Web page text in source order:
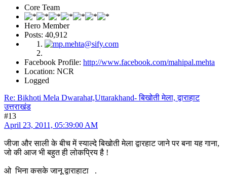
Core Team
Hero Member
Posts: 40,912
Facebook Profile: http://www.facebook.com/mahipal.mehta
Location: NCR
Logged
Re: Bikhoti Mela Dwarahat,Uttarakhand- बिखोती मेला, द्वाराहाट
उत्तराखंड
#13
April 23, 2011, 05:39:00 AM
जीजा और साली के बीच में स्याल्दे बिखोती मेला द्वारहाट जाने पर बना यह गाना,
जो की आज भी बहुत ही लोकप्रिय है !
ओ भिना कसके जानू द्वाराहाटा .